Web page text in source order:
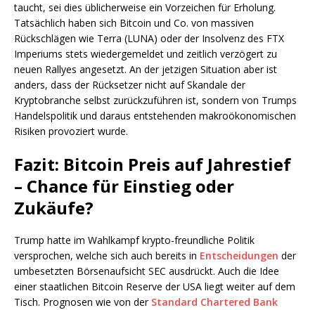
taucht, sei dies üblicherweise ein Vorzeichen für Erholung.
Tatsächlich haben sich Bitcoin und Co. von massiven
Rückschlägen wie Terra (LUNA) oder der Insolvenz des FTX
Imperiums stets wiedergemeldet und zeitlich verzögert zu
neuen Rallyes angesetzt. An der jetzigen Situation aber ist
anders, dass der Rücksetzer nicht auf Skandale der
Kryptobranche selbst zurückzuführen ist, sondern von Trumps
Handelspolitik und daraus entstehenden makroökonomischen
Risiken provoziert wurde.
Fazit: Bitcoin Preis auf Jahrestief
– Chance für Einstieg oder
Zukäufe?
Trump hatte im Wahlkampf krypto-freundliche Politik
versprochen, welche sich auch bereits in Entscheidungen der
umbesetzten Börsenaufsicht SEC ausdrückt. Auch die Idee
einer staatlichen Bitcoin Reserve der USA liegt weiter auf dem
Tisch. Prognosen wie von der Standard Chartered Bank